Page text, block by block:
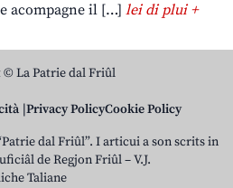
acompagne il […] lei di plui +
La Patrie dal Friûl
Privacy PolicyCookie Policy
dal Friûl”. I articui a son scrits in
de Regjon Friûl – V.J.
Taliane